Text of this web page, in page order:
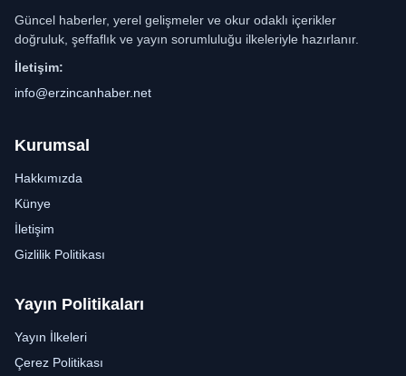
Güncel haberler, yerel gelişmeler ve okur odaklı içerikler
doğruluk, şeffaflık ve yayın sorumluluğu ilkeleriyle hazırlanır.
İletişim:
info@erzincanhaber.net
Kurumsal
Hakkımızda
Künye
İletişim
Gizlilik Politikası
Yayın Politikaları
Yayın İlkeleri
Çerez Politikası